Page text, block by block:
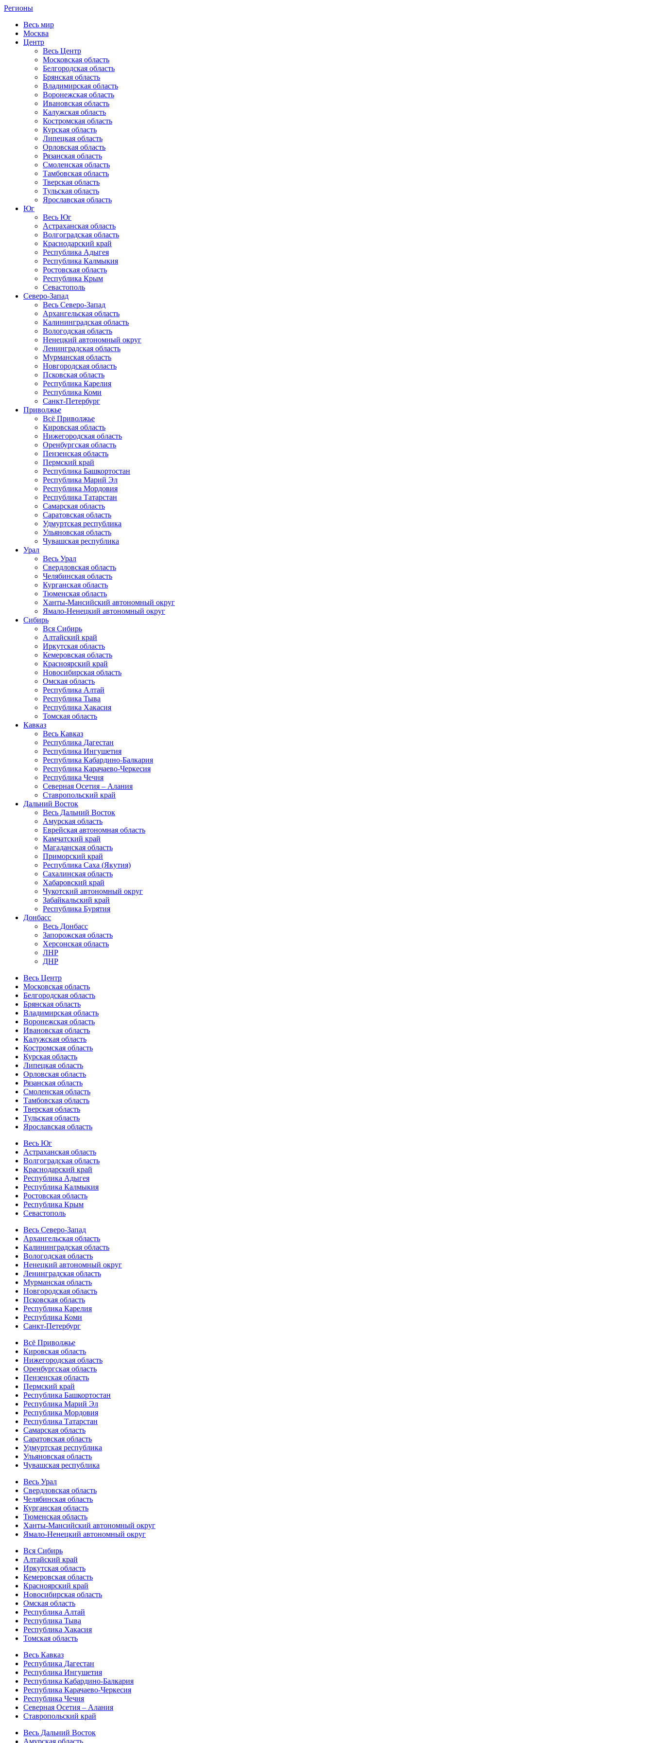
Регионы
Весь мир
Москва
Центр
Весь Центр
Московская область
Белгородская область
Брянская область
Владимирская область
Воронежская область
Ивановская область
Калужская область
Костромская область
Курская область
Липецкая область
Орловская область
Рязанская область
Смоленская область
Тамбовская область
Тверская область
Тульская область
Ярославская область
Юг
Весь Юг
Астраханская область
Волгоградская область
Краснодарский край
Республика Адыгея
Республика Калмыкия
Ростовская область
Республика Крым
Севастополь
Северо-Запад
Весь Северо-Запад
Архангельская область
Калининградская область
Вологодская область
Ненецкий автономный округ
Ленинградская область
Мурманская область
Новгородская область
Псковская область
Республика Карелия
Республика Коми
Санкт-Петербург
Приволжье
Всё Приволжье
Кировская область
Нижегородская область
Оренбургская область
Пензенская область
Пермский край
Республика Башкортостан
Республика Марий Эл
Республика Мордовия
Республика Татарстан
Самарская область
Саратовская область
Удмуртская республика
Ульяновская область
Чувашская республика
Урал
Весь Урал
Свердловская область
Челябинская область
Курганская область
Тюменская область
Ханты-Мансийский автономный округ
Ямало-Ненецкий автономный округ
Сибирь
Вся Сибирь
Алтайский край
Иркутская область
Кемеровская область
Красноярский край
Новосибирская область
Омская область
Республика Алтай
Республика Тыва
Республика Хакасия
Томская область
Кавказ
Весь Кавказ
Республика Дагестан
Республика Ингушетия
Республика Кабардино-Балкария
Республика Карачаево-Черкесия
Республика Чечня
Северная Осетия – Алания
Ставропольский край
Дальний Восток
Весь Дальний Восток
Амурская область
Еврейская автономная область
Камчатский край
Магаданская область
Приморский край
Республика Саха (Якутия)
Сахалинская область
Хабаровский край
Чукотский автономный округ
Забайкальский край
Республика Бурятия
Донбасс
Весь Донбасс
Запорожская область
Херсонская область
ЛНР
ДНР
Весь Центр
Московская область
Белгородская область
Брянская область
Владимирская область
Воронежская область
Ивановская область
Калужская область
Костромская область
Курская область
Липецкая область
Орловская область
Рязанская область
Смоленская область
Тамбовская область
Тверская область
Тульская область
Ярославская область
Весь Юг
Астраханская область
Волгоградская область
Краснодарский край
Республика Адыгея
Республика Калмыкия
Ростовская область
Республика Крым
Севастополь
Весь Северо-Запад
Архангельская область
Калининградская область
Вологодская область
Ненецкий автономный округ
Ленинградская область
Мурманская область
Новгородская область
Псковская область
Республика Карелия
Республика Коми
Санкт-Петербург
Всё Приволжье
Кировская область
Нижегородская область
Оренбургская область
Пензенская область
Пермский край
Республика Башкортостан
Республика Марий Эл
Республика Мордовия
Республика Татарстан
Самарская область
Саратовская область
Удмуртская республика
Ульяновская область
Чувашская республика
Весь Урал
Свердловская область
Челябинская область
Курганская область
Тюменская область
Ханты-Мансийский автономный округ
Ямало-Ненецкий автономный округ
Вся Сибирь
Алтайский край
Иркутская область
Кемеровская область
Красноярский край
Новосибирская область
Омская область
Республика Алтай
Республика Тыва
Республика Хакасия
Томская область
Весь Кавказ
Республика Дагестан
Республика Ингушетия
Республика Кабардино-Балкария
Республика Карачаево-Черкесия
Республика Чечня
Северная Осетия – Алания
Ставропольский край
Весь Дальний Восток
Амурская область